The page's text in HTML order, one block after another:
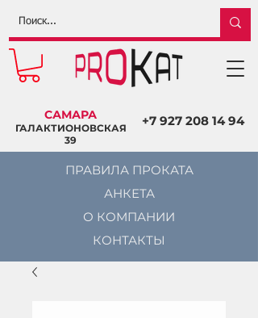
+7 927 208 14 94
САМАРА
ГАЛАКТИОНОВСКАЯ
39
ПРАВИЛА ПРОКАТА
АНКЕТА
О КОМПАНИИ
КОНТАКТЫ